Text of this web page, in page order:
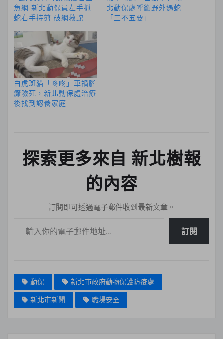
魚網 新北動保員左手抓
蛇右手持剪 破網救蛇
北動保處呼籲野外遇蛇
「三不五要」
白虎斑貓「咚咚」車禍腳
癱險死，新北動保處治療
後找到認養家庭
探索更多來自 新北樹報
的內容
訂閱即可透過電子郵件收到最新文章。
訂閱
動保
新北市政府動物保護防疫處
新北市新聞
職場安全